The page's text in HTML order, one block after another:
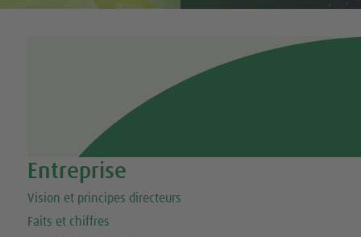
Entreprise
Vision et principes directeurs
Faits et chiffres